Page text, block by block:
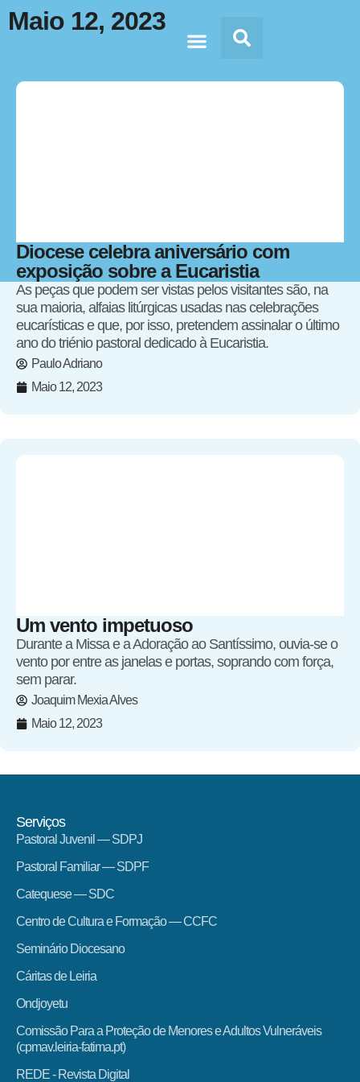
Maio 12, 2023
Diocese celebra aniversário com
exposição sobre a Eucaristia
As peças que podem ser vistas pelos visitantes são, na
sua maioria, alfaias litúrgicas usadas nas celebrações
eucarísticas e que, por isso, pretendem assinalar o último
ano do triénio pastoral dedicado à Eucaristia.
Paulo Adriano
Maio 12, 2023
Um vento impetuoso
Durante a Missa e a Adoração ao Santíssimo, ouvia-se o
vento por entre as janelas e portas, soprando com força,
sem parar.
Joaquim Mexia Alves
Maio 12, 2023
Serviços
Pastoral Juvenil — SDPJ
Pastoral Familiar — SDPF
Catequese — SDC
Centro de Cultura e Formação — CCFC
Seminário Diocesano
Cáritas de Leiria
Ondjoyetu
Comissão Para a Proteção de Menores e Adultos Vulneráveis
(cpmav.leiria-fatima.pt)
REDE - Revista Digital